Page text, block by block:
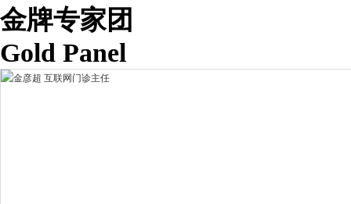
金牌专家团
Gold Panel